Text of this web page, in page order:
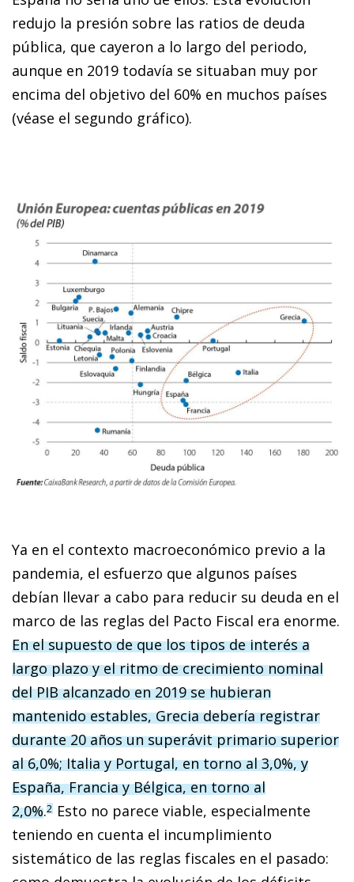
redujo la presión sobre las ratios de deuda
pública, que cayeron a lo largo del periodo,
aunque en 2019 todavía se situaban muy por
encima del objetivo del 60% en muchos países
(véase el segundo gráfico).
Ya en el contexto macroeconómico previo a la
pandemia, el esfuerzo que algunos países
debían llevar a cabo para reducir su deuda en el
marco de las reglas del Pacto Fiscal era enorme.
En el supuesto de que los tipos de interés a
largo plazo y el ritmo de crecimiento nominal
del PIB alcanzado en 2019 se hubieran
mantenido estables, Grecia debería registrar
durante 20 años un superávit primario superior
al 6,0%; Italia y Portugal, en torno al 3,0%, y
España, Francia y Bélgica, en torno al
2,0%.2 Esto no parece viable, especialmente
teniendo en cuenta el incumplimiento
sistemático de las reglas fiscales en el pasado: